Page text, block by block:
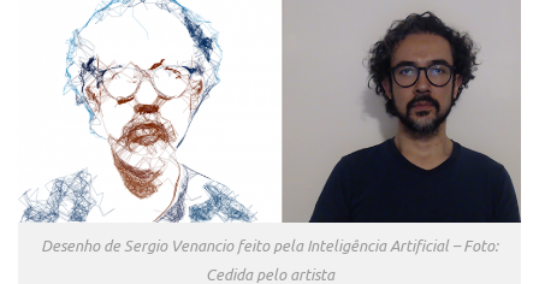
Formas de Proteção
Patentes
Marcas
Softwares
Cultivares
Buscar Anterioridade
Desenho de Sergio Venancio feito pela Inteligência Artificial – Foto:
Cedida pelo artista